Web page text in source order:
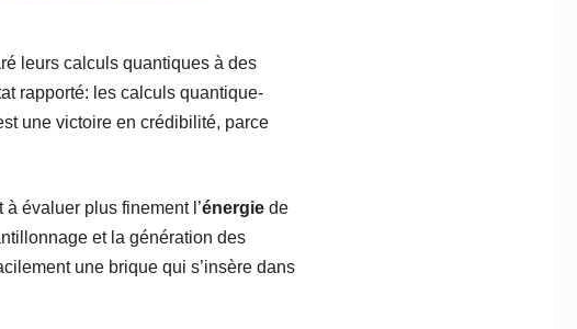
leurs calculs quantiques à des
rapporté: les calculs quantique-
une victoire en crédibilité, parce
évaluer plus finement l’énergie de
et la génération des
une brique qui s’insère dans